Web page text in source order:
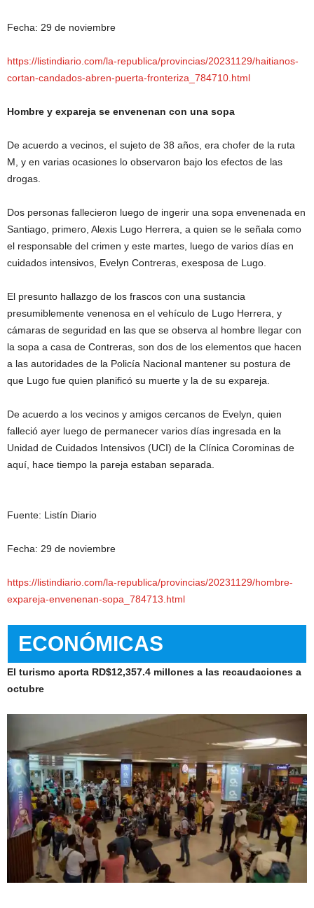
Fecha: 29 de noviembre
https://listindiario.com/la-republica/provincias/20231129/haitianos-
cortan-candados-abren-puerta-fronteriza_784710.html
Hombre y expareja se envenenan con una sopa
De acuerdo a vecinos, el sujeto de 38 años, era chofer de la ruta
M, y en varias ocasiones lo observaron bajo los efectos de las
drogas.
Dos personas fallecieron luego de ingerir una sopa envenenada en
Santiago, primero, Alexis Lugo Herrera, a quien se le señala como
el responsable del crimen y este martes, luego de varios días en
cuidados intensivos, Evelyn Contreras, exesposa de Lugo.
El presunto hallazgo de los frascos con una sustancia
presumiblemente venenosa en el vehículo de Lugo Herrera, y
cámaras de seguridad en las que se observa al hombre llegar con
la sopa a casa de Contreras, son dos de los elementos que hacen
a las autoridades de la Policía Nacional mantener su postura de
que Lugo fue quien planificó su muerte y la de su expareja.
De acuerdo a los vecinos y amigos cercanos de Evelyn, quien
falleció ayer luego de permanecer varios días ingresada en la
Unidad de Cuidados Intensivos (UCI) de la Clínica Corominas de
aquí, hace tiempo la pareja estaban separada.
Fuente: Listín Diario
Fecha: 29 de noviembre
https://listindiario.com/la-republica/provincias/20231129/hombre-
expareja-envenenan-sopa_784713.html
ECONÓMICAS
El turismo aporta RD$12,357.4 millones a las recaudaciones a
octubre